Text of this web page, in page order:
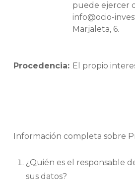
puede ejercer
info@ocio-
Marjaleta, 6.
Procedencia: El propio
Información completa sobre
¿Quién es el responsable
sus datos?